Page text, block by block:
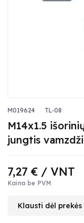
M019624 TL-08
M14x1.5
jungtis
7,27 € / VNT
Kaina be PVM
Klausti dėl prekės